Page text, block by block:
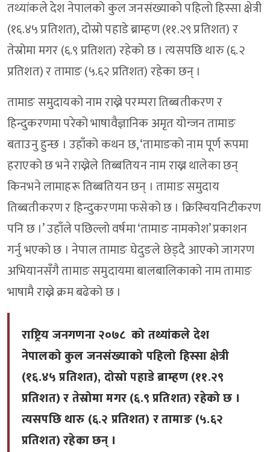
तथ्यांकले देश नेपालको कुल जनसंख्याको पहिलो हिस्सा क्षेत्री
(१६.४५ प्रतिशत), दोस्रो पहाडे ब्राम्हण (११.२९ प्रतिशत) र
तेस्रोमा मगर (६.९ प्रतिशत) रहेको छ । त्यसपछि थारु (६.२
प्रतिशत) र तामाङ (५.६२ प्रतिशत) रहेका छन् ।
तामाङ समुदायको नाम राख्ने परम्परा तिब्बतीकरण र
हिन्दुकरणमा परेको भाषावैज्ञानिक अमृत योन्जन तामाङ
बताउनु हुन्छ । उहाँको कथन छ, ‘तामाङको नाम पूर्ण रूपमा
हराएको छ भने राख्नेले तिब्बतियन नाम राख्न थालेका छन्
किनभने लामाहरू तिब्बतियन छन् । तामाङ समुदाय
तिब्बतीकरण र हिन्दुकरणमा फसेको छ । क्रिस्चियनिटीकरण
पनि छ ।’ उहाँले पछिल्लो वर्षमा ‘तामाङ नामकोश’ प्रकाशन
गर्नु भएको छ । नेपाल तामाङ घेदुङले छेड्दै आएको जागरण
अभियानसँगै तामाङ समुदायमा बालबालिकाको नाम तामाङ
भाषामै राख्ने क्रम बढेको छ ।
राष्ट्रिय जनगणना २०७८ को तथ्यांकले देश
नेपालको कुल जनसंख्याको पहिलो हिस्सा क्षेत्री
(१६.४५ प्रतिशत), दोस्रो पहाडे ब्राम्हण (११.२९
प्रतिशत) र तेस्रोमा मगर (६.९ प्रतिशत) रहेको छ ।
त्यसपछि थारु (६.२ प्रतिशत) र तामाङ (५.६२
प्रतिशत) रहेका छन् ।